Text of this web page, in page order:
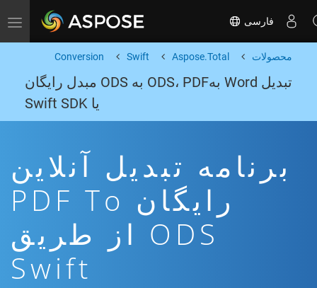
Toggle navigation فارسی
محصولات Aspose.Total
Swift
Conversion
تبدیل Word بهODS، PDF به ODS مبدل رایگان
یا Swift SDK
برنامه تبدیل آنلاین
رایگان PDF To
ODS از طریق
Swift